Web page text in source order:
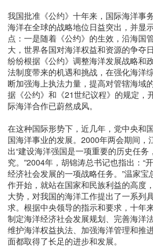
我国批准《公约》十年来，国际海洋事
海洋在全球的战略地位日益突出，并显
点：一是随着《公约》的生效，沿海国
大，世界各国对海洋权益和资源的争夺
纷纷根据《公约》调整海洋发展战略和
法制度带来的机遇和挑战，在强化海洋
断加强海上执法力量，提高对管辖海域
据《公约》和《21世纪议程》的规定，
际海洋合作已蔚然成风。
在这种国际形势下，近几年，党中央和
国海洋事业的发展。2000年两会期间，
出“建设海洋强国是一项重要的历史任务
究。”2004年，胡锦涛总书记也指出：“
经济社会发展的一项战略任务。”温家宝
作开始，就站在国家和民族利益的高度
大势，对我国的海洋工作提出了一系列
求。根据中央领导的指示和要求，十年
制定海洋经济社会发展规划、完善海洋
维护海洋权益执法、加强海洋管理和推
面都取得了长足的进步和发展。